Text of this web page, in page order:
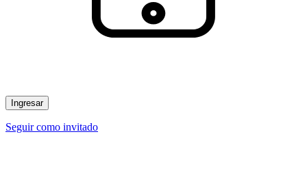
Ingresar
Seguir como invitado